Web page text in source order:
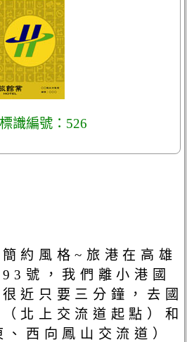
識編號：526
約風格~旅港在高雄
號，我們離小港國
近只要三分鐘，去國
北上交流道起點）和
西向鳳山交流道）